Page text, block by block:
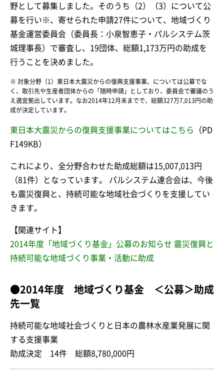
野として募集しました。そのうち（2）（3）について公
募を行い※、寄せられた申請27件について、地域づくり
基金運営委員会（委員長：小泉智恵子・パルシステム茨
城理事長）で審査し、19団体、総額1,173万円の助成を
行うことを決めました。
※ 対象分野（1）東日本大震災からの復興支援事業、については公募でな
く、取引先や生産者団体からの「随時申請」としており、委員会で審議のう
え適宜拠出しています。なお2014年12月末までで、総額327万7,013円の助
成が決定しています。
東日本大震災からの復興支援事業についてはこちら
（PD
F149KB）
これにより、全分野合わせた助成総額は15,007,013円
（81件）となっています。 パルシステム連合会は、今後
も震災復興と、持続可能な地域社会づくりを支援してい
きます。
【関連サイト】
2014年度「地域づくり基金」公募のお知らせ 震災復興と
持続可能な地域づくり事業・活動に助成
●2014年度 地域づくり基金 ＜公募＞助成
先一覧
持続可能な地域社会づくりと日本の農林水産業発展に関
する支援事業
助成決定 14件 総額8,780,000円